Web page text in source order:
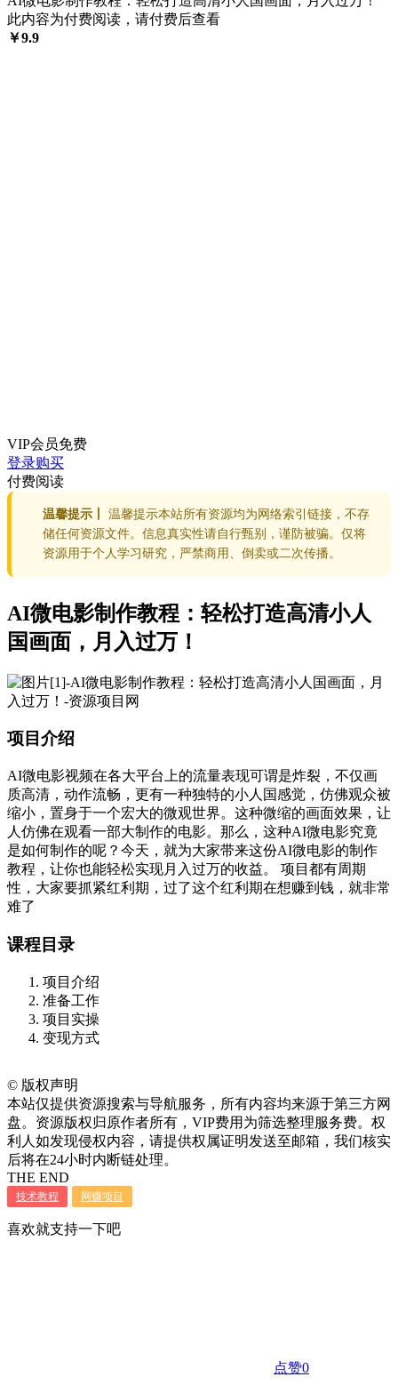
此内容为付费阅读，请付费后查看
￥9.9
VIP会员免费
登录购买
付费阅读
温馨提示丨
温馨提示本站所有资源均为网络索引链接，不存
储任何资源文件。信息真实性请自行甄别，谨防被骗。仅将
资源用于个人学习研究，严禁商用、倒卖或二次传播。
AI微电影制作教程：轻松打造高清小人
国画面，月入过万！
项目介绍
AI微电影视频在各大平台上的流量表现可谓是炸裂，不仅画
质高清，动作流畅，更有一种独特的小人国感觉，仿佛观众被
缩小，置身于一个宏大的微观世界。这种微缩的画面效果，让
人仿佛在观看一部大制作的电影。那么，这种AI微电影究竟
是如何制作的呢？今天，就为大家带来这份AI微电影的制作
教程，让你也能轻松实现月入过万的收益。 项目都有周期
性，大家要抓紧红利期，过了这个红利期在想赚到钱，就非常
难了
课程目录
项目介绍
准备工作
项目实操
变现方式
© 版权声明
本站仅提供资源搜索与导航服务，所有内容均来源于第三方网
盘。资源版权归原作者所有，VIP费用为筛选整理服务费。权
利人如发现侵权内容，请提供权属证明发送至邮箱，我们核实
后将在24小时内断链处理。
THE END
技术教程 网赚项目
喜欢就支持一下吧
点赞0